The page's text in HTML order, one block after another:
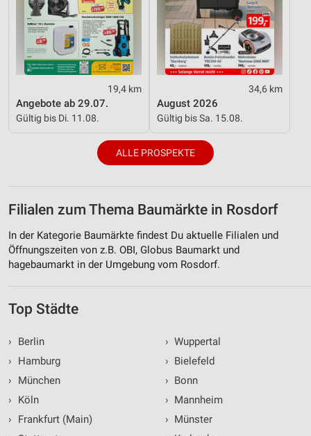
19,4 km
Angebote ab 29.07.
Gültig bis Di. 11.08.
34,6 km
August 2026
Gültig bis Sa. 15.08.
ALLE PROSPEKTE
Filialen zum Thema Baumärkte in Rosdorf
In der Kategorie Baumärkte findest Du aktuelle Filialen und
Öffnungszeiten von z.B. OBI, Globus Baumarkt und
hagebaumarkt in der Umgebung vom Rosdorf.
Top Städte
›
Berlin
›
Hamburg
›
München
›
Köln
›
Frankfurt (Main)
› Wuppertal
› Bielefeld
› Bonn
› Mannheim
› Münster